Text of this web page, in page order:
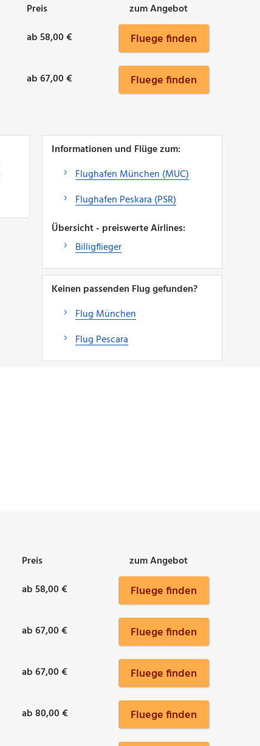
Preis
zum Angebot
ab 58,00 € Fluege finden
ab 67,00 € Fluege finden
Informationen und Flüge zum:
Flughafen München (MUC)
Flughafen Peskara (PSR)
Übersicht - preiswerte Airlines:
Billigflieger
Keinen passenden Flug gefunden?
Flug München
Flug Pescara
Preis
zum Angebot
ab 58,00 € Fluege finden
ab 67,00 € Fluege finden
ab 67,00 € Fluege finden
ab 80,00 € Fluege finden